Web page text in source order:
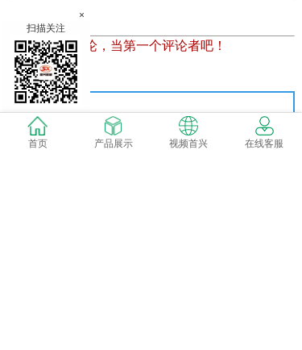
暂时还没有评论，当第一个评论者吧！
发表评论
首页 产品展示 视频首兴 在线客服
×
扫描关注